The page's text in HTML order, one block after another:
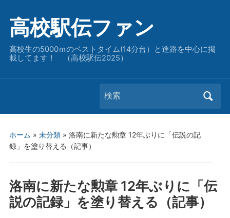
高校駅伝ファン
高校生の5000ｍのベストタイム(14分台）と進路を中心に掲
載してます！ （高校駅伝2025）
Search
for:
ホーム » 未分類» 洛南に新たな勲章 12年ぶりに「伝説の記
録」を塗り替える（記事）
洛南に新たな勲章 12年ぶりに「伝
説の記録」を塗り替える（記事）